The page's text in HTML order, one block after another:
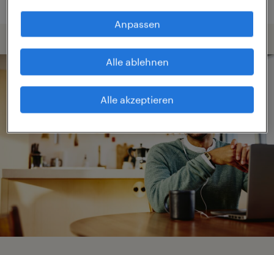
Anpassen
Alle ablehnen
Alle akzeptieren